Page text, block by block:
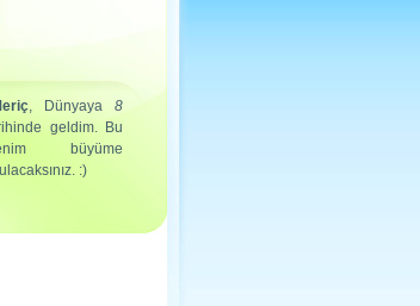
, Dünyaya 8
geldim. Bu
büyüme
:)